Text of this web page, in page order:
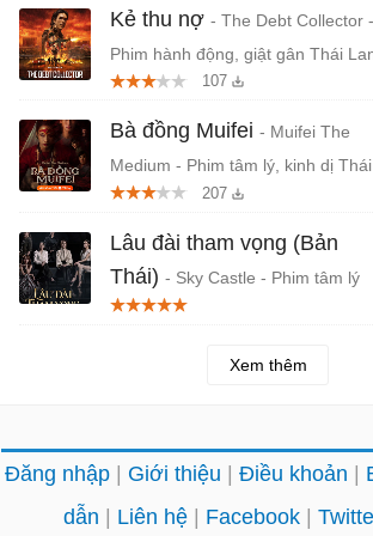
Kẻ thu nợ - The Debt Collector -
Phim hành động, giật gân Thái
107
Bà đồng Muifei - Muifei The
Medium - Phim tâm lý, kinh dị Thái
Lan
207
Lâu đài tham vọng (Bản
Thái) - Sky Castle - Phim tâm lý
chủ đề học đường Thái Lan
Xem thêm
Đăng nhập Giới thiệu Điều khoản
dẫn
Liên hệ Facebook